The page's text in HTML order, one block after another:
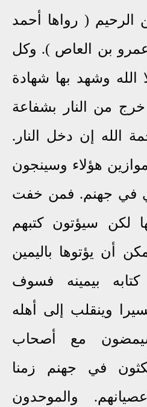
الرحيم ( رواها أحمد
بن العاص ). وكل
الله وشهد بها شهادة
من النار بشفاعة
الله إن دخل النار .
هؤلاء وسينجون
في جهنم. فمن خفت
لكن سيؤتون كتبهم
أن يؤتوها باليمين
بيمينه فسوف
وينقلب إلى أهله
مع أصحاب
في جهنم زمنا
.
والموحدون